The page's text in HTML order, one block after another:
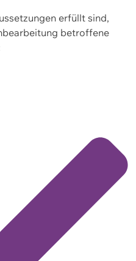
erfüllt sind,
betroffene